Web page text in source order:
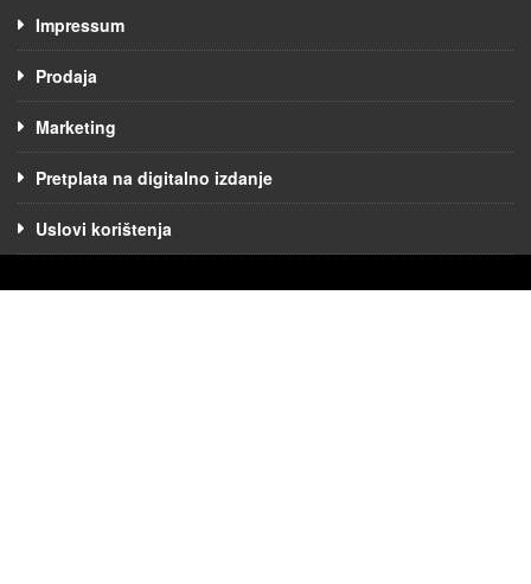
Impressum
Prodaja
Marketing
Pretplata na digitalno izdanje
Uslovi korištenja